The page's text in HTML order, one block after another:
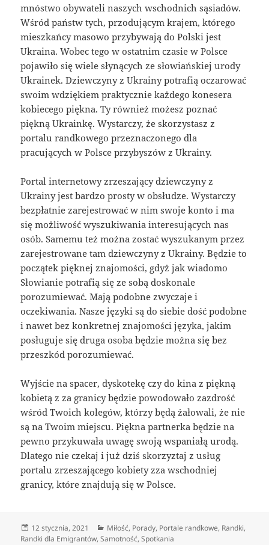
mnóstwo obywateli naszych wschodnich sąsiadów.
Wśród państw tych, przodującym krajem, którego
mieszkańcy masowo przybywają do Polski jest
Ukraina. Wobec tego w ostatnim czasie w Polsce
pojawiło się wiele słynących ze słowiańskiej urody
Ukrainek. Dziewczyny z Ukrainy potrafią oczarować
swoim wdziękiem praktycznie każdego konesera
kobiecego piękna. Ty również możesz poznać
piękną Ukrainkę. Wystarczy, że skorzystasz z
portalu randkowego przeznaczonego dla
pracujących w Polsce przybyszów z Ukrainy.
Portal internetowy zrzeszający dziewczyny z
Ukrainy jest bardzo prosty w obsłudze. Wystarczy
bezpłatnie zarejestrować w nim swoje konto i ma
się możliwość wyszukiwania interesujących nas
osób. Samemu też można zostać wyszukanym przez
zarejestrowane tam dziewczyny z Ukrainy. Będzie to
początek pięknej znajomości, gdyż jak wiadomo
Słowianie potrafią się ze sobą doskonale
porozumiewać. Mają podobne zwyczaje i
oczekiwania. Nasze języki są do siebie dość podobne
i nawet bez konkretnej znajomości języka, jakim
posługuje się druga osoba będzie można się bez
przeszkód porozumiewać.
Wyjście na spacer, dyskotekę czy do kina z piękną
kobietą z za granicy będzie powodowało zazdrość
wśród Twoich kolegów, którzy będą żałowali, że nie
są na Twoim miejscu. Piękna partnerka będzie na
pewno przykuwała uwagę swoją wspaniałą urodą.
Dlatego nie czekaj i już dziś skorzyztaj z usług
portalu zrzeszającego kobiety zza wschodniej
granicy, które znajdują się w Polsce.
Data
publikacji
12 stycznia, 2021 Kategorie
Miłość, Porady, Portale randkowe, Randki,
Randki dla Emigrantów,Samotność,Spotkania